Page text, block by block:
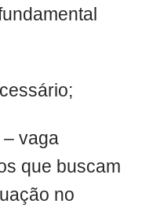
– vaga
que buscam
no